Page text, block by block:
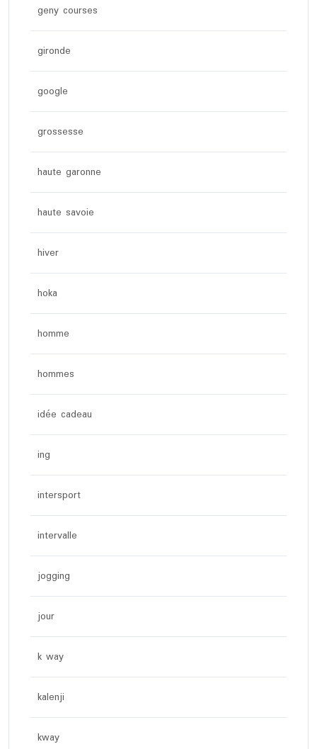
geny courses
gironde
google
grossesse
haute garonne
haute savoie
hiver
hoka
homme
hommes
idée cadeau
ing
intersport
intervalle
jogging
jour
k way
kalenji
kway